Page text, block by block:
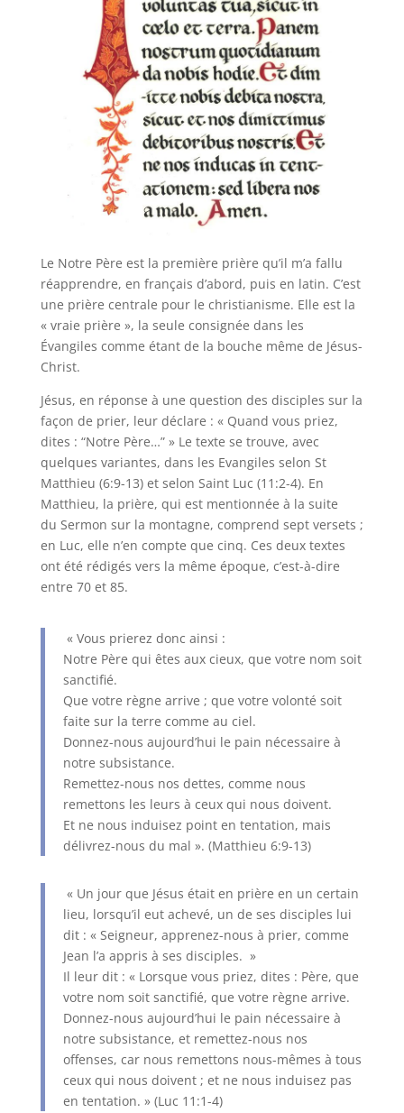
Le Notre Père est la première prière qu’il m’a fallu
réapprendre, en français d’abord, puis en latin. C’est
une prière centrale pour le christianisme. Elle est la
« vraie prière », la seule consignée dans les
Évangiles comme étant de la bouche même de Jésus-
Christ.
Jésus, en réponse à une question des disciples sur la
façon de prier, leur déclare : « Quand vous priez,
dites : “Notre Père…” » Le texte se trouve, avec
quelques variantes, dans les Evangiles selon St
Matthieu (6:9-13) et selon Saint Luc (11:2-4). En
Matthieu, la prière, qui est mentionnée à la suite
du Sermon sur la montagne, comprend sept versets ;
en Luc, elle n’en compte que cinq. Ces deux textes
ont été rédigés vers la même époque, c’est-à-dire
entre 70 et 85.
« Vous prierez donc ainsi :
Notre Père qui êtes aux cieux, que votre nom soit
sanctifié.
Que votre règne arrive ; que votre volonté soit
faite sur la terre comme au ciel.
Donnez-nous aujourd’hui le pain nécessaire à
notre subsistance.
Remettez-nous nos dettes, comme nous
remettons les leurs à ceux qui nous doivent.
Et ne nous induisez point en tentation, mais
délivrez-nous du mal ». (Matthieu 6:9-13)
« Un jour que Jésus était en prière en un certain
lieu, lorsqu’il eut achevé, un de ses disciples lui
dit : « Seigneur, apprenez-nous à prier, comme
Jean l’a appris à ses disciples. »
Il leur dit : « Lorsque vous priez, dites : Père, que
votre nom soit sanctifié, que votre règne arrive.
Donnez-nous aujourd’hui le pain nécessaire à
notre subsistance, et remettez-nous nos
offenses, car nous remettons nous-mêmes à tous
ceux qui nous doivent ; et ne nous induisez pas
en tentation. » (Luc 11:1-4)